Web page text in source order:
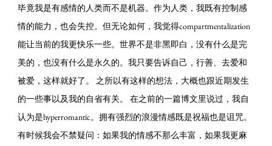
毕竟我是有感情的人类而不是机器。作为人类，我既有控制感
情的能力，也会失控。但无论如何，我觉得compartmentalization
能让当前的我更快乐一些。世界不是非黑即白，没有什么是完
美的，也没有什么是永久的。我只要告诉自己，行善、去爱和
被爱，这样就好了。 之所以有这样的想法，大概也跟近期发生
的一些事以及我的自省有关。 在之前的一篇博文里说过，我自
认为是hyperromantic。拥有强烈的浪漫情感既是祝福也是诅咒。
有时候我会不禁疑问：如果我的情感不那么丰富，如果我更麻